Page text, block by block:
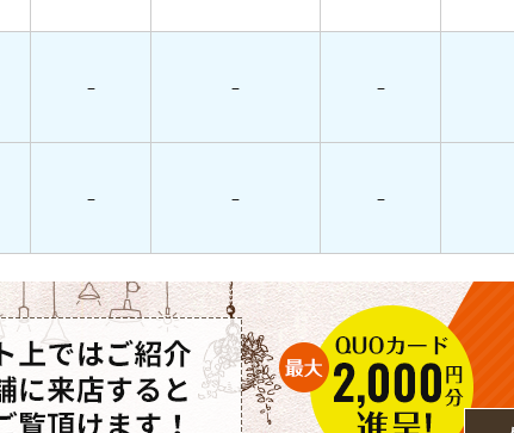
– – –
– – –